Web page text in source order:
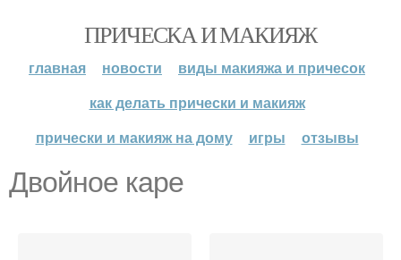
ПРИЧЕСКА И МАКИЯЖ
главная новости
виды макияжа и причесок
как делать прически и макияж
прически и макияж на дому
игры отзывы
Двойное каре